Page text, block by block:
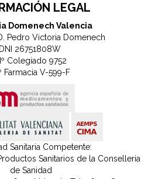
LEGAL
Domenech Valencia
Pedro Victoria Domenech
DNI 26751808W
Colegiado 9752
Farmacia V-599-F
Sanitaria Competente:
Sanitarios de la Conselleria
de Sanidad